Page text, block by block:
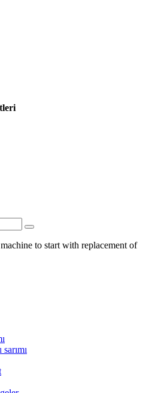
to start with replacement of